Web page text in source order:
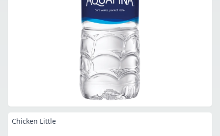
Chicken Little